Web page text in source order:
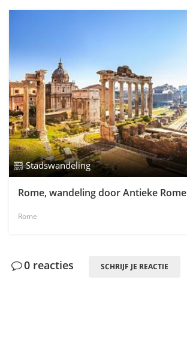
Stadswandeling
Rome, wandeling door Antieke Rome
Rome
0 reacties SCHRIJF JE REACTIE